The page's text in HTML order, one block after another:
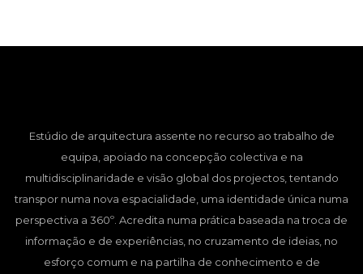
Estúdio de arquitectura assente no recurso ao trabalho de
equipa, apoiado na concepção colectiva e na
multidisciplinaridade e visão global dos projectos, tentando
transpor numa nova espacialidade, uma identidade única numa
perspectiva a 360º. Acredita numa prática baseada na troca de
informação e de experiências, no cruzamento de ideias, no
esforço comum e na partilha de conhecimento e de